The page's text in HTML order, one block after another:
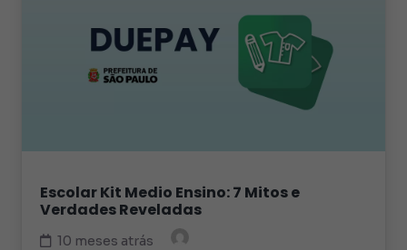
Escolar Kit Medio Ensino: 7 Mitos e
Verdades Reveladas
10 meses atrás